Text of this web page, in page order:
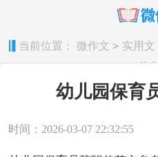
当前位置： 微作文 > 实用文
信
幼儿园保育
时间：2026-03-07 22:32:55